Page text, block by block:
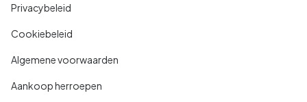
Privacybeleid
Cookiebeleid
Algemene voorwaarden
Aankoop herroepen